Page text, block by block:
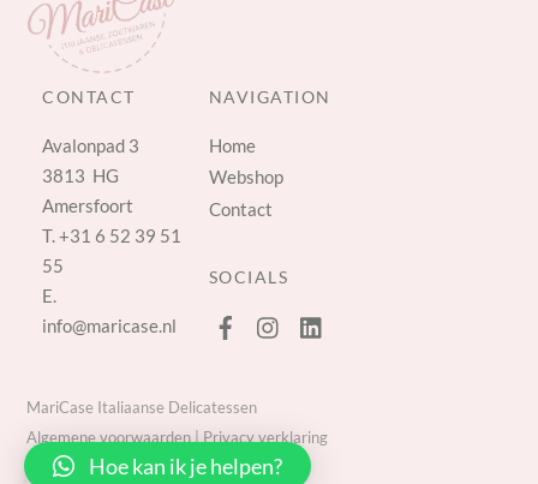
CONTACT
Avalonpad 3
3813 HG
Amersfoort
T.+31 6 52 39 51
55
E.
info@maricase.nl
NAVIGATION
Home
Webshop
Contact
SOCIALS
MariCase Italiaanse Delicatessen
Algemene voorwaarden
Privacy verklaring
Hoe kan ik je helpen?